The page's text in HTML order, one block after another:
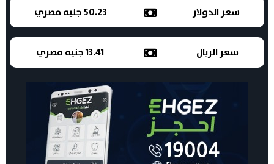
سعر الدولار 50.23 جنيه مصري
سعر الريال 13.41 جنيه مصري